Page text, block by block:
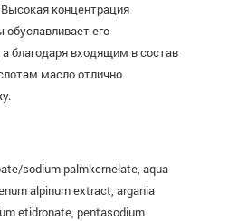
концентрация
его
благодаря входящим в состав
масло отлично
sodium palmkernelate, aqua
alpinum extract, argania
etidronate, pentasodium